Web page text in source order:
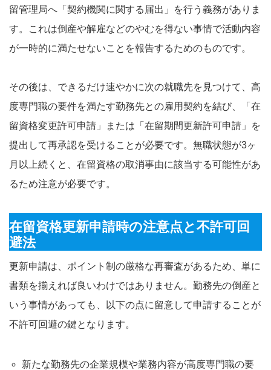
留管理局へ「契約機関に関する届出」を行う義務がありま
す。これは倒産や解雇などのやむを得ない事情で活動内容
が一時的に満たせないことを報告するためのものです。
その後は、できるだけ速やかに次の就職先を見つけて、高
度専門職の要件を満たす勤務先との雇用契約を結び、「在
留資格変更許可申請」または「在留期間更新許可申請」を
提出して再承認を受けることが必要です。無職状態が3ヶ
月以上続くと、在留資格の取消事由に該当する可能性があ
るため注意が必要です。
在留資格更新申請時の注意点と不許可回
避法
更新申請は、ポイント制の厳格な再審査があるため、単に
書類を揃えれば良いわけではありません。勤務先の倒産と
いう事情があっても、以下の点に留意して申請することが
不許可回避の鍵となります。
新たな勤務先の企業規模や業務内容が高度専門職の要